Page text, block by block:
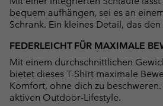
bequem aufhängen, sei es an
Schrank. Ein kleines Detail, das
FEDERLEICHT FÜR MAXIMALE
Mit einem durchschnittlichen
bietet dieses T-Shirt maximale
Komfort, ohne dich zu
aktiven Outdoor-Lifestyle.